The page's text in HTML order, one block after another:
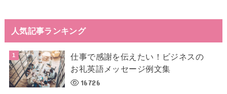
人気記事ランキング
仕事で感謝を伝えたい！ビジネスの
お礼英語メッセージ例文集
16726